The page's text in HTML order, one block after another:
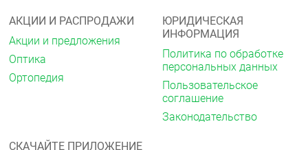
Противопоказан в период лактации , при
беременности – с осторожностью.
Побочные действия
В отдельных случаях: может возникнуть ощущение
жжения в местах нанесения препарата, которое
Способ применения
АКЦИИ И РАСПРОДАЖИ
Акции и предложения
Оптика
Ортопедия
ЮРИДИЧЕСКАЯ
ИНФОРМАЦИЯ
Политика по обработке
персональных данных
Пользовательское
соглашение
Законодательство
СКАЧАЙТЕ ПРИЛОЖЕНИЕ